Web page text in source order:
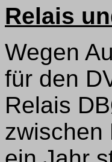
Relais
Wegen
für den
Relais
zwischen